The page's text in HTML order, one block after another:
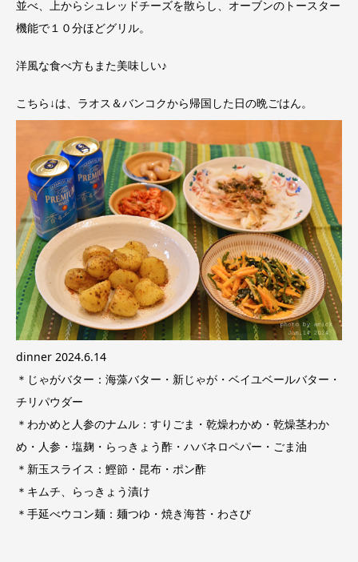
並べ、上からシュレッドチーズを散らし、オーブンのトースター
機能で１０分ほどグリル。
洋風な食べ方もまた美味しい♪
こちら↓は、ラオス＆バンコクから帰国した日の晩ごはん。
dinner 2024.6.14
＊じゃがバター：海藻バター・新じゃが・ベイユベールバター・
チリパウダー
＊わかめと人参のナムル：すりごま・乾燥わかめ・乾燥茎わか
め・人参・塩麹・らっきょう酢・ハバネロペパー・ごま油
＊新玉スライス：鰹節・昆布・ポン酢
＊キムチ、らっきょう漬け
＊手延べウコン麺：麺つゆ・焼き海苔・わさび